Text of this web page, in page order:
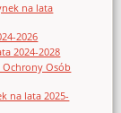
na lata
2026
2024-2028
Ochrony Osób
na lata 2025-